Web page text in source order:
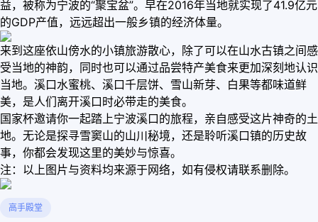
益，被称为宁波的“聚宝盆”。早在2016年当地就实现了41.9亿元
的GDP产值，远远超出一般乡镇的经济体量。
来到这座依山傍水的小镇旅游散心，除了可以在山水古镇之间感
受当地的神韵，同时也可以通过品尝特产美食来更加深刻地认识
当地。溪口水蜜桃、溪口千层饼、雪山新芽、白果等都味道鲜
美，是人们离开溪口时必带走的美食。
国家杯邀请你一起踏上宁波溪口的旅程，亲自感受这片神奇的土
地。无论是探寻雪窦山的山川秘境，还是聆听溪口镇的历史故
事，你都会发现这里的美妙与惊喜。
注：以上图片与资料均来源于网络，如有侵权请联系删除。
高手殿堂